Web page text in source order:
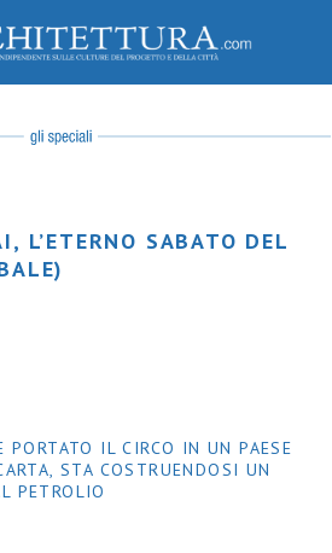
L’ETERNO SABATO DEL
PORTATO IL CIRCO IN UN PAESE
STA COSTRUENDOSI UN
PETROLIO